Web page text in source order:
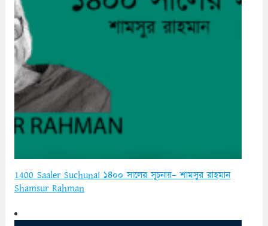
1400 Saaler Suchunai ১৪০০ সালের সূচনায়– শামসুর রাহমান
Shamsur Rahman